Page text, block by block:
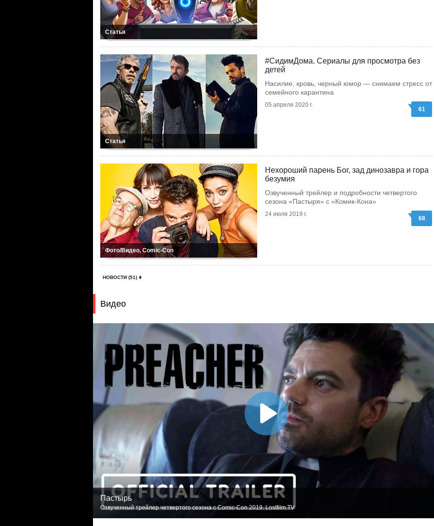
Статья
Статья
#СидимДома. Сериалы для просмотра без
детей
Насилие, кровь, черный юмор — снимаем стресс от
семейного карантина
05 апреля 2020 г.
61
Фото/Видео, Comic-Con
Нехороший парень Бог, зад динозавра и гора
безумия
Озвученный трейлер и подробности четвертого
сезона «Пастыря» с «Комик-Кона»
24 июля 2019 г.
68
НОВОСТИ (51)
Видео
Пастырь
Озвученный трейлер четвертого сезона с Comic-Con 2019. Lostfilm.TV